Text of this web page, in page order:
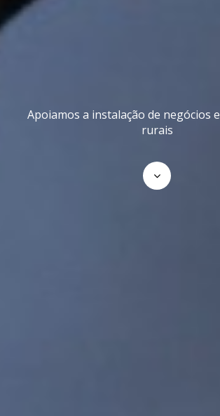
Apoiamos a instalação de negócios
rurais